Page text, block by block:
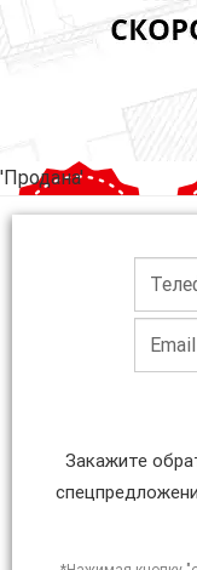
'Продана'
Закажите